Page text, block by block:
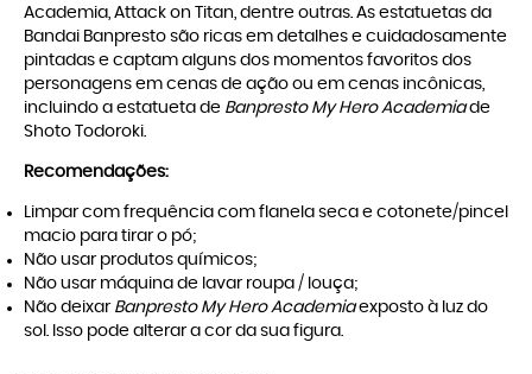
Academia, Attack on Titan, dentre outras. As estatuetas da
Bandai Banpresto são ricas em detalhes e cuidadosamente
pintadas e captam alguns dos momentos favoritos dos
personagens em cenas de ação ou em cenas incônicas,
incluindo a estatueta de Banpresto My Hero Academiade
Shoto Todoroki.
Recomendações:
Limpar com frequência com flanela seca e cotonete/pincel
macio para tirar o pó;
Não usar produtos químicos;
Não usar máquina de lavar roupa / louça;
Não deixar Banpresto My Hero Academiaexposto à luz do
sol. Isso pode alterar a cor da sua figura.